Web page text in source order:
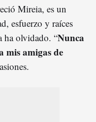
Mireia, es un
esfuerzo y raíces
ha olvidado. “Nunca
mis amigas de